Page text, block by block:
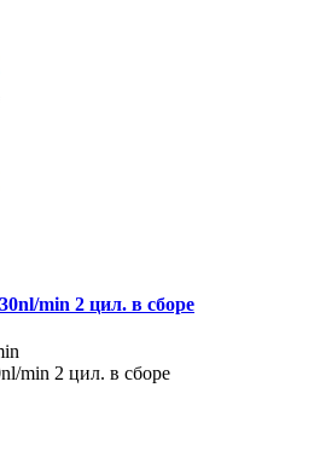
min 2 цил. в сборе
min 2 цил. в сборе